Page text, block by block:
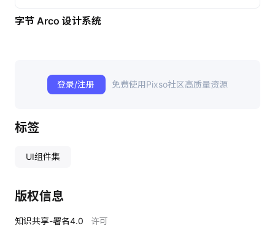
字节 Arco 设计系统
登录/注册 免费使用Pixso社区高质量资源
标签
UI组件集
版权信息
知识共享-署名4.0 许可